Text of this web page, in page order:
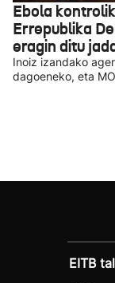
Ebola
Errepublika
eragin ditu
Inoiz izandako
dagoeneko, eta
EITB